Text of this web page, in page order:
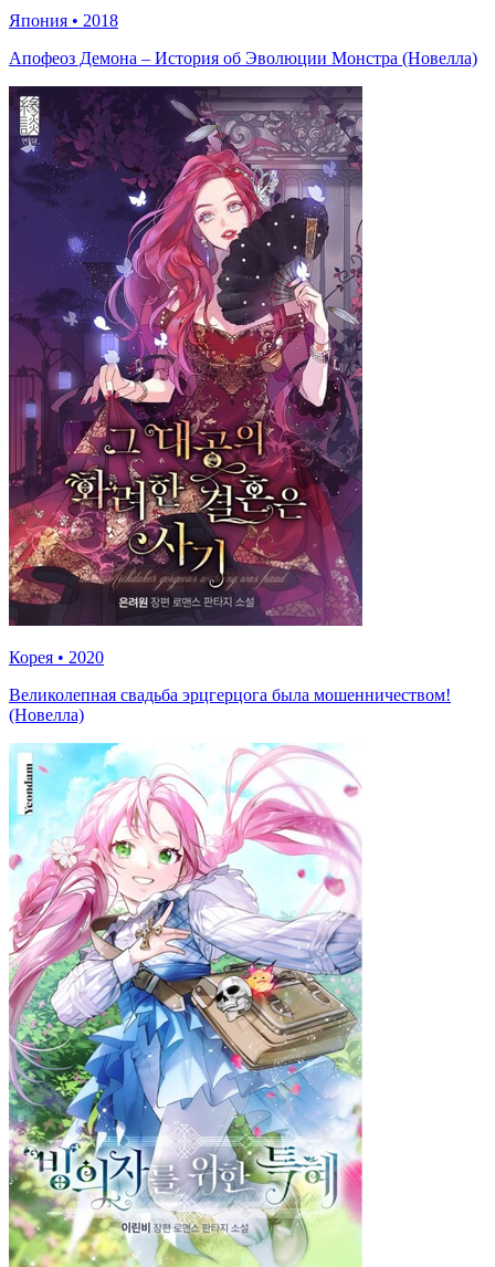
Япония • 2018
Апофеоз Демона – История об Эволюции Монстра (Новелла)
Корея • 2020
Великолепная свадьба эрцгерцога была мошенничеством!
(Новелла)